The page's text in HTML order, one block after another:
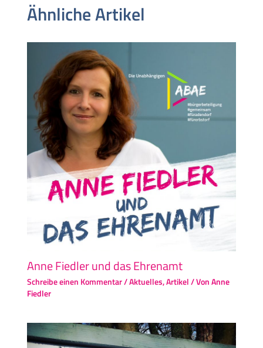
Ähnliche Artikel
Anne Fiedler und das Ehrenamt
Schreibe einen Kommentar/Aktuelles,Artikel/ VonAnne
Fiedler